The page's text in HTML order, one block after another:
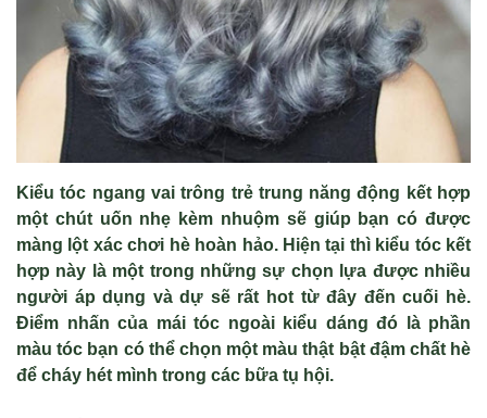
Kiểu tóc ngang vai trông trẻ trung năng động kết hợp
một chút uốn nhẹ kèm nhuộm sẽ giúp bạn có được
màng lột xác chơi hè hoàn hảo. Hiện tại thì kiểu tóc kết
hợp này là một trong những sự chọn lựa được nhiều
người áp dụng và dự sẽ rất hot từ đây đến cuối hè.
Điểm nhấn của mái tóc ngoài kiểu dáng đó là phần
màu tóc bạn có thể chọn một màu thật bật đậm chất hè
để cháy hét mình trong các bữa tụ hội.